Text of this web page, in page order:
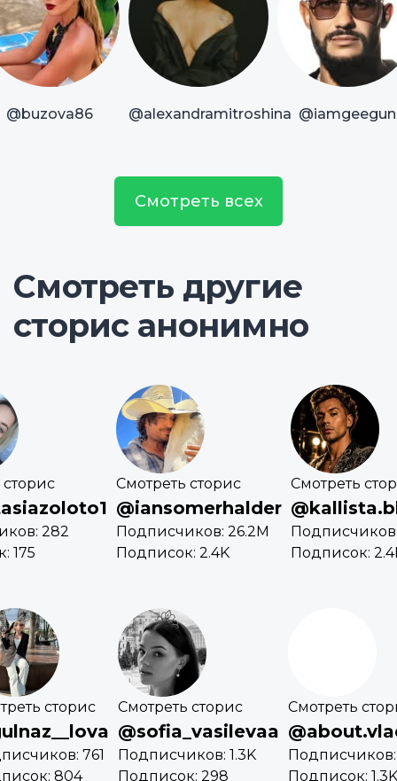
@buzova86 @alexandramitroshina @iamgeegun
Смотреть всех
Смотреть другие
сторис анонимно
282
175
Смотреть сторис
@iansomerhalder
Подписчиков: 26.2M
Подписок: 2.4K
Смотреть
Подписчиков:
Подписок:
сторис
761
804
Смотреть сторис
@sofia_vasilevaa
Подписчиков: 1.3K
Подписок: 298
Смотреть
Подписчиков:
Подписок: 1.3K